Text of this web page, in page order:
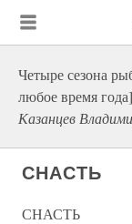
Четыре сезона
любое время года]
Казанцев
СНАСТЬ
СНАСТЬ